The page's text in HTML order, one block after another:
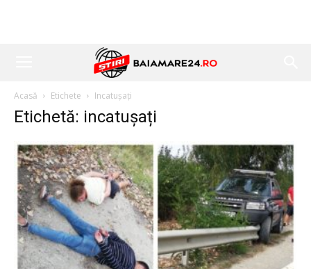
Acasă Etichete Incatușați
Etichetă: incatușați